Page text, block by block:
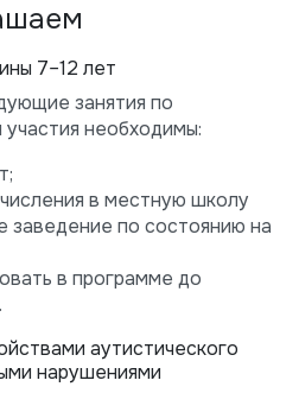
7–12 лет
занятия по
участия необходимы:
в местную школу
заведение по состоянию на
в программе до
аутистического
нарушениями